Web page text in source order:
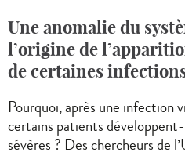
Une anomalie du
l’origine de
de certaines
Pourquoi, après une infection
certains patients
sévères ? Des chercheurs de